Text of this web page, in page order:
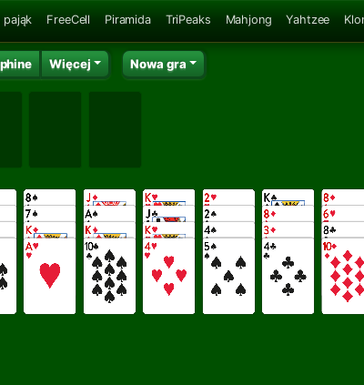
pająk FreeCell Piramida TriPeaks Mahjong Yahtzee
Więcej Nowa gra